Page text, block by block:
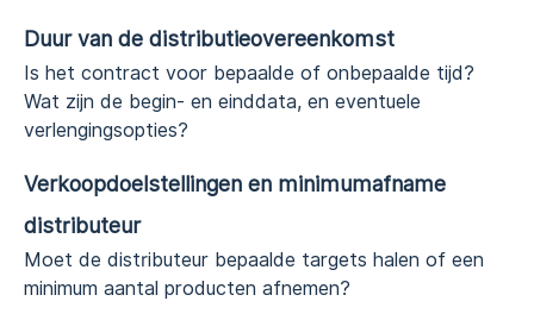
Duur van de distributieovereenkomst
Is het contract voor bepaalde of onbepaalde tijd?
Wat zijn de begin- en einddata, en eventuele
verlengingsopties?
Verkoopdoelstellingen en minimumafname
distributeur
Moet de distributeur bepaalde targets halen of een
minimum aantal producten afnemen?